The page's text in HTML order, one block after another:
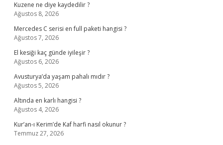
Kuzene ne diye kaydedilir ?
Ağustos 8, 2026
Mercedes C serisi en full paketi hangisi ?
Ağustos 7, 2026
El kesiği kaç günde iyileşir ?
Ağustos 6, 2026
Avusturya’da yaşam pahalı mıdır ?
Ağustos 5, 2026
Altında en karlı hangisi ?
Ağustos 4, 2026
Kur’an-ı Kerim’de Kaf harfi nasıl okunur ?
Temmuz 27, 2026